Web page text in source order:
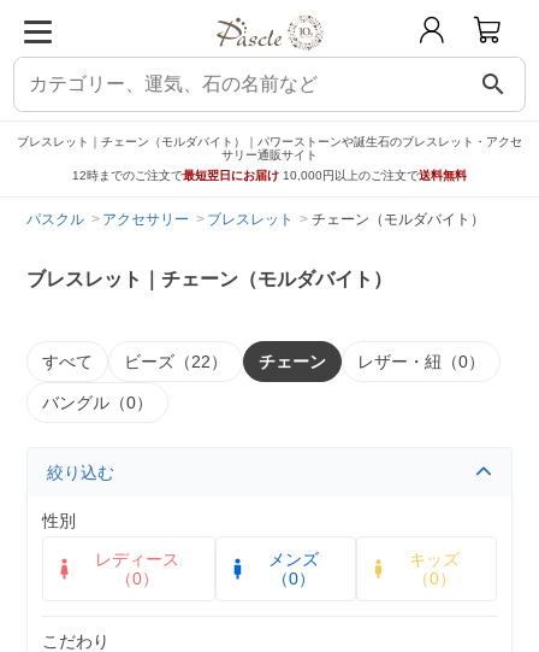
search
ブレスレット｜チェーン（モルダバイト）｜パワーストーンや誕生石のブレスレット・アクセ
サリー通販サイト
12時までのご注文で最短翌日にお届け 10,000円以上のご注文で送料無料
パスクル アクセサリー ブレスレット チェーン（モルダバイト）
ブレスレット｜チェーン（モルダバイト）
すべて ビーズ（22） チェーン レザー・紐（0）
バングル（0）
絞り込む
性別
レディース
（0）
メンズ
（0）
キッズ
（0）
こだわり